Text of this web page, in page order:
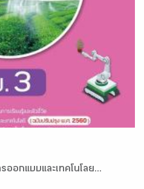
อกแบบและเทคโนโลย...